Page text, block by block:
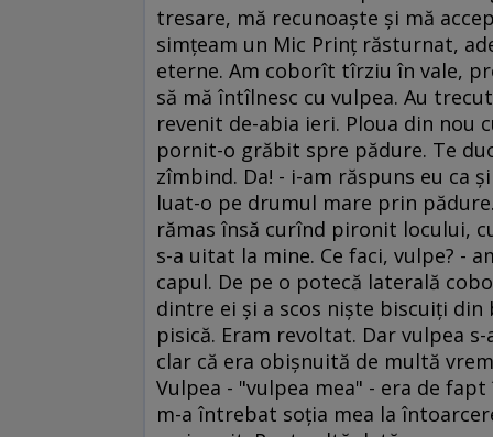
tresare, mă recunoaşte şi mă
simţeam un Mic Prinţ răsturnat,
eterne. Am coborît tîrziu în vale,
să mă întîlnesc cu vulpea. Au
revenit de-abia ieri. Ploua din nou
pornit-o grăbit spre pădure. Te
zîmbind. Da! - i-am răspuns eu ca
luat-o pe drumul mare prin
rămas însă curînd pironit locului,
s-a uitat la mine. Ce faci, vulpe? -
capul. De pe o potecă laterală
dintre ei şi a scos nişte biscuiţi din
pisică. Eram revoltat. Dar vulpea
clar că era obişnuită de multă
Vulpea - "vulpea mea" - era de
m-a întrebat soţia mea la